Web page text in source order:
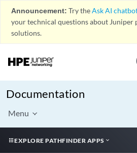
Announcement: Try theAsk AI
your technical questions about Juniper
solutions.
Documentation
Menu
EXPLORE PATHFINDER APPS